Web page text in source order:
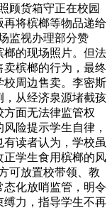
顾货箱守正在校园
再将槟榔等物品递给
监视办理部分赞
榔的现场照片。但法
卖槟榔的行为，最终
校周边售卖。李密斯
，从经济泉源堵截孩
面无法律监管权
险提示学生自律，
读者认为，学校虽
正学生食用槟榔的风
可放置校带领、教
态化放哨监管，明令
缚力，指导学生不再